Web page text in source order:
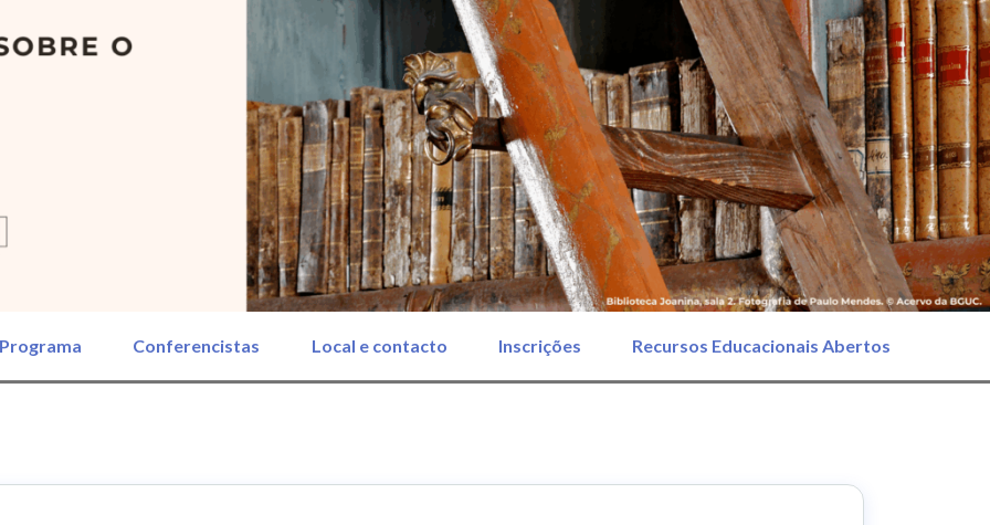
Programa Conferencistas Local e contacto Inscrições Recursos Educacionais Abertos